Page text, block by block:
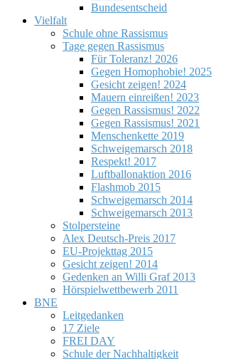
Bundesentscheid
Vielfalt
Schule ohne Rassismus
Tage gegen Rassismus
Für Toleranz! 2026
Gegen Homophobie! 2025
Gesicht zeigen! 2024
Mauern einreißen! 2023
Gegen Rassismus! 2022
Gegen Rassismus! 2021
Menschenkette 2019
Schweigemarsch 2018
Respekt! 2017
Luftballonaktion 2016
Flashmob 2015
Schweigemarsch 2014
Schweigemarsch 2013
Stolpersteine
Alex Deutsch-Preis 2017
EU-Projekttag 2015
Gesicht zeigen! 2014
Gedenken an Willi Graf 2013
Hörspielwettbewerb 2011
BNE
Leitgedanken
17 Ziele
FREI DAY
Schule der Nachhaltigkeit